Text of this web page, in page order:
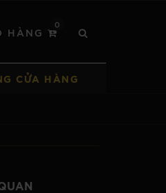
HÀNG
0
CỬA HÀNG